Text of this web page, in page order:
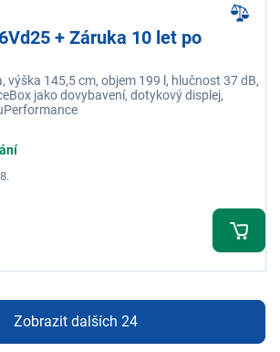
+ Záruka 10 let po
výška 145,5 cm, objem 199 l, hlučnost 37 dB,
jako dovybavení, dotykový displej,
Zobrazit dalších 24